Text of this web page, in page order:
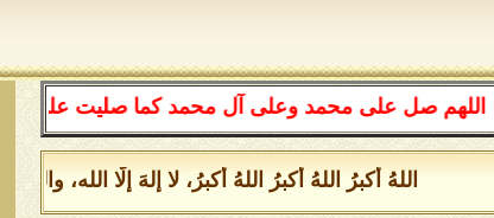
صل على محمد وعلى آل محمد كما صليت على
اللهُ أكبرُ اللهُ أكبرُ اللهُ أكبرُ، لا إلهَ إلَّا الله،